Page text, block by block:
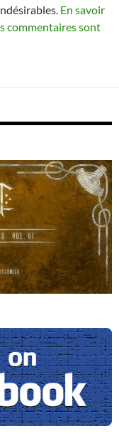
En savoir
commentaires sont